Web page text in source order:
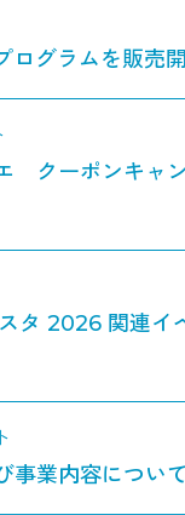
ログラムを販売
クーポンキャ
タ 2026 関連
事業内容について